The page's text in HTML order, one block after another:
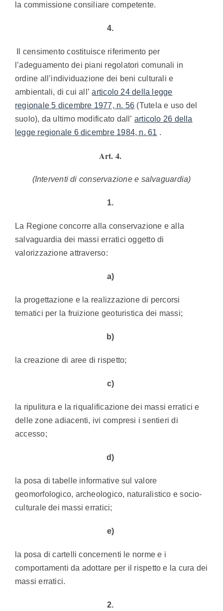
la commissione consiliare competente.
4.
Il censimento costituisce riferimento per
l’adeguamento dei piani regolatori comunali in
ordine all’individuazione dei beni culturali e
ambientali, di cui all’articolo 24 della legge
regionale 5 dicembre 1977, n. 56 (Tutela e uso del
suolo), da ultimo modificato dall’ articolo 26 della
legge regionale 6 dicembre 1984, n. 61 .
Art. 4.
(Interventi di conservazione e salvaguardia)
1.
La Regione concorre alla conservazione e alla
salvaguardia dei massi erratici oggetto di
valorizzazione attraverso:
a)
la progettazione e la realizzazione di percorsi
tematici per la fruizione geoturistica dei massi;
b)
la creazione di aree di rispetto;
c)
la ripulitura e la riqualificazione dei massi erratici e
delle zone adiacenti, ivi compresi i sentieri di
accesso;
d)
la posa di tabelle informative sul valore
geomorfologico, archeologico, naturalistico e socio-
culturale dei massi erratici;
e)
la posa di cartelli concernenti le norme e i
comportamenti da adottare per il rispetto e la cura dei
massi erratici.
2.